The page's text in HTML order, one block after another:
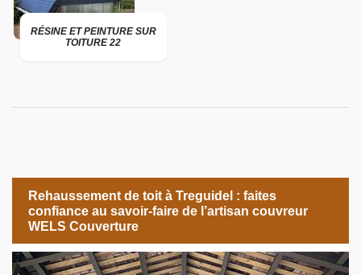
RÉSINE ET PEINTURE SUR
TOITURE 22
Rehaussement de toit à Treguidel : faites
confiance au savoir-faire de l’artisan couvreur
WELS Couverture